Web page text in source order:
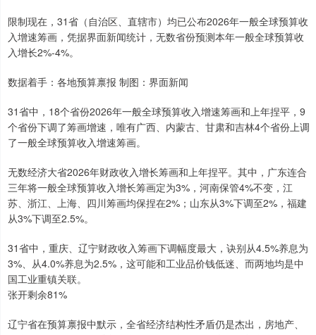
限制现在，31省（自治区、直辖市）均已公布2026年一般全球预算收
入增速筹画，凭据界面新闻统计，无数省份预测本年一般全球预算收
入增长2%-4%。
数据着手：各地预算禀报 制图：界面新闻
31省中，18个省份2026年一般全球预算收入增速筹画和上年捏平，9
个省份下调了筹画增速，唯有广西、内蒙古、甘肃和吉林4个省份上调
了一般全球预算收入增速筹画。
无数经济大省2026年财政收入增长筹画和上年捏平。其中，广东连合
三年将一般全球预算收入增长筹画定为3%，河南保管4%不变，江
苏、浙江、上海、四川筹画均保捏在2%；山东从3%下调至2%，福建
从3%下调至2.5%。
31省中，重庆、辽宁财政收入筹画下调幅度最大，诀别从4.5%养息为
3%、从4.0%养息为2.5%，这可能和工业品价钱低迷、而两地均是中
国工业重镇关联。
张开剩余81%
辽宁省在预算禀报中默示，全省经济结构性矛盾仍是杰出，房地产、